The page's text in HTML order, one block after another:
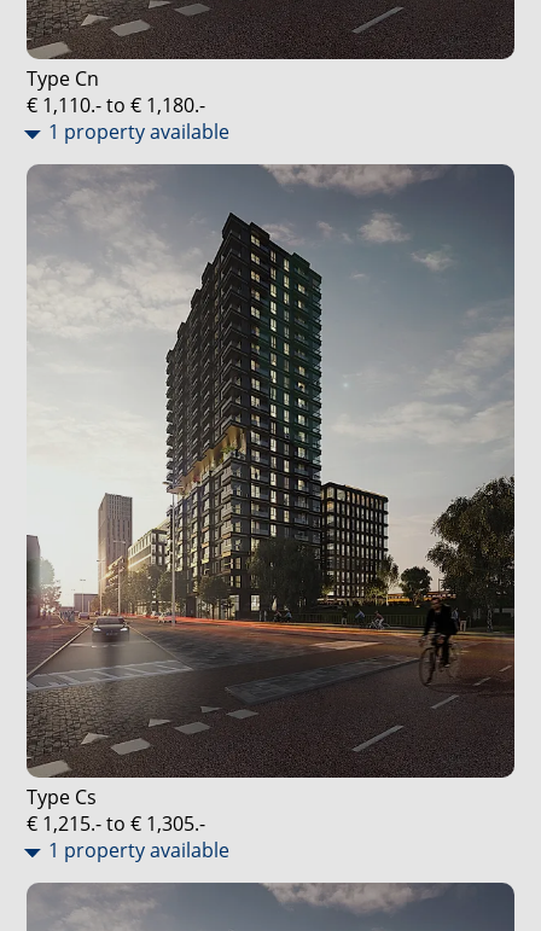
Type Cn
€ 1,110.- to € 1,180.-
1 property available
Type Cs
€ 1,215.- to € 1,305.-
1 property available